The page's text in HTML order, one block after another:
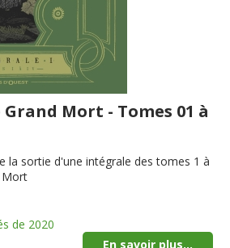
Mort - Tomes 01 à
la sortie d'une intégrale des tomes 1 à
Mort
de 2020
En savoir plus...